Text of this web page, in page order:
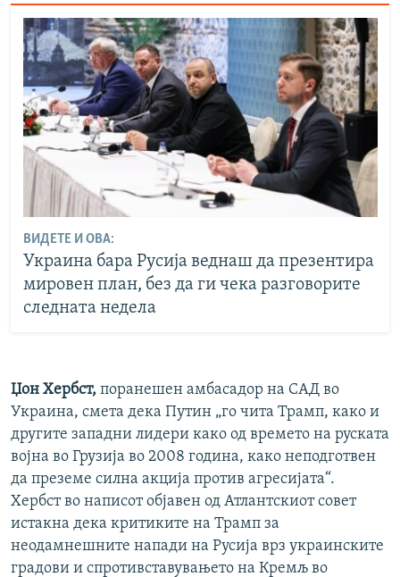
ВИДЕТЕ И ОВА:
Украина бара Русија веднаш да презентира
мировен план, без да ги чека разговорите
следната недела
Џон Хербст, поранешен амбасадор на САД во
Украина, смета дека Путин „го чита Трамп, како и
другите западни лидери како од времето на руската
војна во Грузија во 2008 година, како неподготвен
да преземе силна акција против агресијата“.
Хербст во написот објавен од Атлантскиот совет
истакна дека критиките на Трамп за
неодамнешните напади на Русија врз украинските
градови и спротивставувањето на Кремљ во